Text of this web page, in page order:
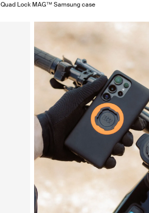
Quad Lock MAG™ Samsung case